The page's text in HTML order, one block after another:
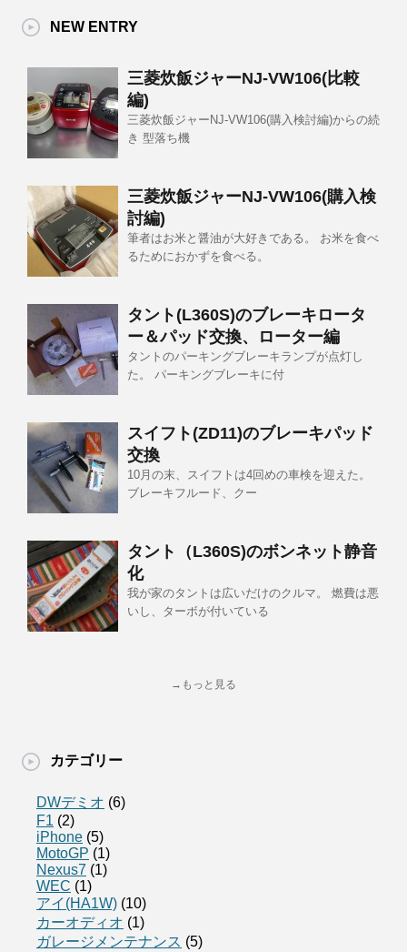
NEW ENTRY
三菱炊飯ジャーNJ-VW106(比較
編)
三菱炊飯ジャーNJ-VW106(購入検討編)からの続
き 型落ち機
三菱炊飯ジャーNJ-VW106(購入検
討編)
筆者はお米と醤油が大好きである。 お米を食べ
るためにおかずを食べる。
タント(L360S)のブレーキロータ
ー＆パッド交換、ローター編
タントのパーキングブレーキランプが点灯し
た。 パーキングブレーキに付
スイフト(ZD11)のブレーキパッド
交換
10月の末、スイフトは4回めの車検を迎えた。
ブレーキフルード、クー
タント（L360S)のボンネット静音
化
我が家のタントは広いだけのクルマ。 燃費は悪
いし、ターボが付いている
→もっと見る
カテゴリー
DWデミオ (6)
F1 (2)
iPhone (5)
MotoGP (1)
Nexus7 (1)
WEC (1)
アイ(HA1W) (10)
カーオディオ (1)
ガレージメンテナンス (5)